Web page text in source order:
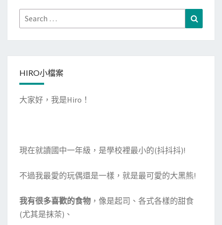
Search
for:
HIRO小檔案
大家好，我是Hiro！
現在就讀國中一年級，是學校裡最小的(抖抖抖)!
不過我最愛的玩偶還是一樣，就是最可愛的大黑熊!
我有很多喜歡的食物 ，像是起司、各式各樣的甜食
(尤其是抹茶)、